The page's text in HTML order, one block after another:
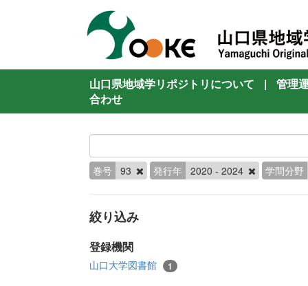
山口県地域学リポジトリについて |
管理
合わせ
巻号 93 発行年 2020 - 2024 学問分野
絞り込み
登録機関
山口大学図書館 1